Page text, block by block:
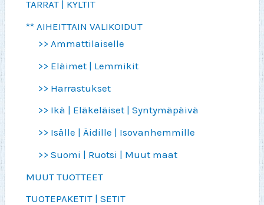
TARRAT | KYLTIT
** AIHEITTAIN VALIKOIDUT
>> Ammattilaiselle
>> Eläimet | Lemmikit
>> Harrastukset
>> Ikä | Eläkeläiset | Syntymäpäivä
>> Isälle | Äidille | Isovanhemmille
>> Suomi | Ruotsi | Muut maat
MUUT TUOTTEET
TUOTEPAKETIT | SETIT